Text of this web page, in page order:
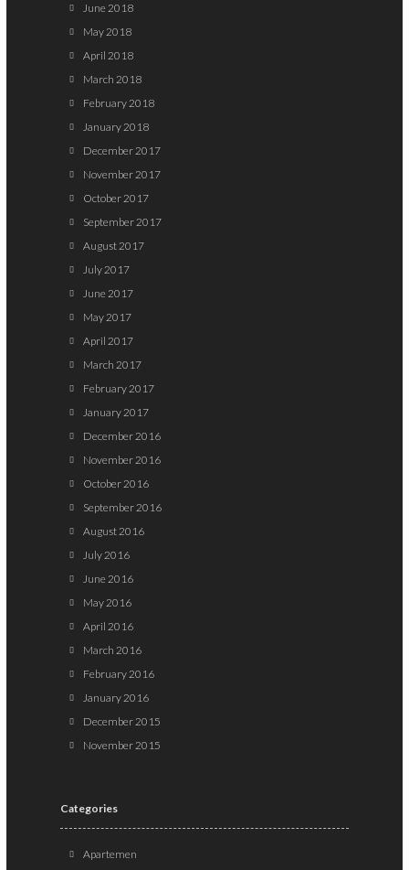
June 2018
May 2018
April 2018
March 2018
February 2018
January 2018
December 2017
November 2017
October 2017
September 2017
August 2017
July 2017
June 2017
May 2017
April 2017
March 2017
February 2017
January 2017
December 2016
November 2016
October 2016
September 2016
August 2016
July 2016
June 2016
May 2016
April 2016
March 2016
February 2016
January 2016
December 2015
November 2015
Categories
Apartemen